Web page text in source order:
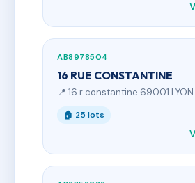
AB8978504
16 RUE CONSTANTINE
📍 16 r constantine 69001 LYON
🏠 25 lots